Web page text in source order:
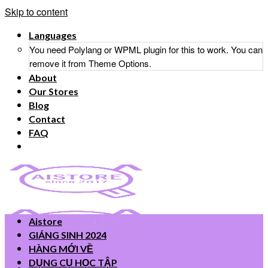
Skip to content
Languages
You need Polylang or WPML plugin for this to work. You can
remove it from Theme Options.
About
Our Stores
Blog
Contact
FAQ
Aistore
GIÁNG SINH 2024
HÀNG MỚI VỀ
DỤNG CỤ HỌC TẬP